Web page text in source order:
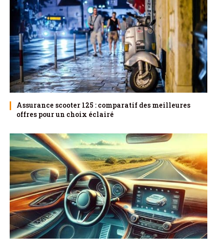
Assurance scooter 125 : comparatif des meilleures
offres pour un choix éclairé